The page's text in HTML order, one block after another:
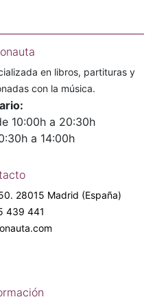
en libros, partituras y
con la música.
10:00h a 20:30h
a 14:00h
28015 Madrid (España)
439 441